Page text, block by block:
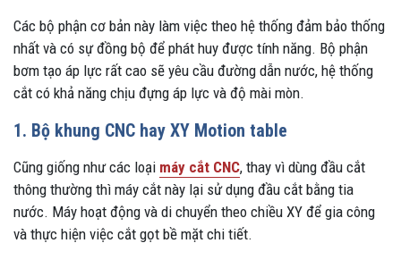
Các bộ phận cơ bản này làm việc theo hệ thống đảm bảo thống
nhất và có sự đồng bộ để phát huy được tính năng. Bộ phận
bơm tạo áp lực rất cao sẽ yêu cầu đường dẫn nước, hệ thống
cắt có khả năng chịu đựng áp lực và độ mài mòn.
1. Bộ khung CNC hay XY Motion table
Cũng giống như các loại máy cắt CNC, thay vì dùng đầu cắt
thông thường thì máy cắt này lại sử dụng đầu cắt bằng tia
nước. Máy hoạt động và di chuyển theo chiều XY để gia công
và thực hiện việc cắt gọt bề mặt chi tiết.